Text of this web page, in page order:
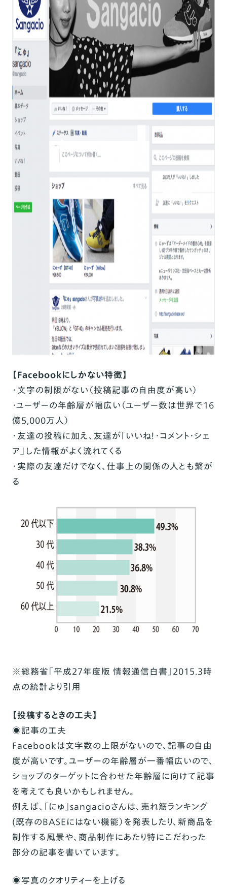
【Facebookにしかない特徴】
・文字の制限がない（投稿記事の自由度が高い）
・ユーザーの年齢層が幅広い（ユーザー数は世界で16
億5,000万人）
・友達の投稿に加え、友達が「いいね！・コメント・シェ
ア」した情報がよく流れてくる
・実際の友達だけでなく、仕事上の関係の人とも繋が
る
※総務省「平成27年度版 情報通信白書」2015.3時
点の統計より引用
【投稿するときの工夫】
◉記事の工夫
Facebookは文字数の上限がないので、記事の自由
度が高いです。ユーザーの年齢層が一番幅広いので、
ショップのターゲットに合わせた年齢層に向けて記事
を考えても良いかもしれません。
例えば、 「にゅ」sangacioさんは、売れ筋ランキング
(既存のBASEにはない機能）を発表したり、新商品を
制作する風景や、商品制作にあたり特にこだわった
部分の記事を書いています。
◉写真のクオリティーを上げる